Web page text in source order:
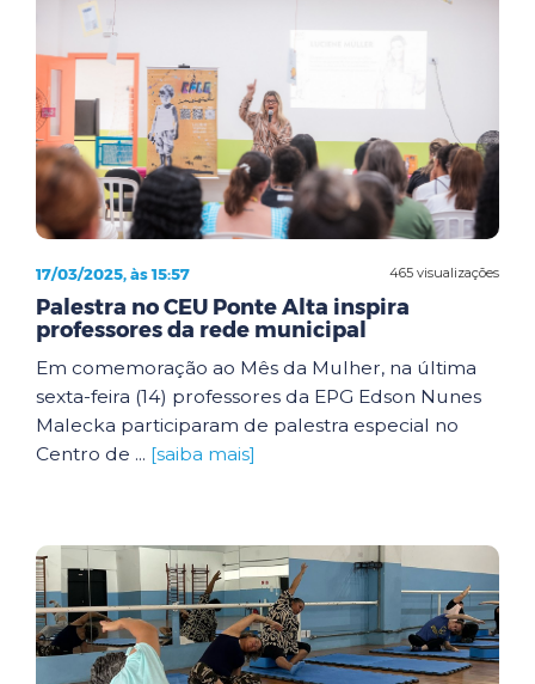
465 visualizações
17/03/2025, às 15:57
Palestra no CEU Ponte Alta inspira
professores da rede municipal
Em comemoração ao Mês da Mulher, na última
sexta-feira (14) professores da EPG Edson Nunes
Malecka participaram de palestra especial no
Centro de ... [saiba mais]